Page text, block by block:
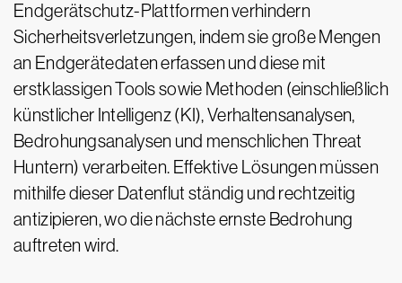
Endgerätschutz-Plattformen verhindern
Sicherheitsverletzungen, indem sie große Mengen
an Endgerätedaten erfassen und diese mit
erstklassigen Tools sowie Methoden (einschließlich
künstlicher Intelligenz (KI), Verhaltensanalysen,
Bedrohungsanalysen und menschlichen Threat
Huntern) verarbeiten. Effektive Lösungen müssen
mithilfe dieser Datenflut ständig und rechtzeitig
antizipieren, wo die nächste ernste Bedrohung
auftreten wird.